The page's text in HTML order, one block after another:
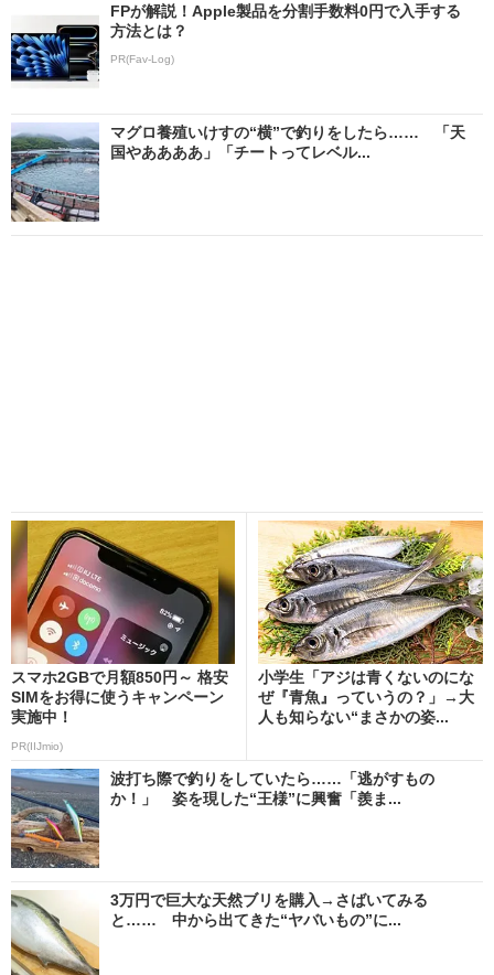
FPが解説！Apple製品を分割手数料0円で入手する
方法とは？
PR(Fav-Log)
マグロ養殖いけすの“横”で釣りをしたら…… 「天
国やああああ」「チートってレベル...
スマホ2GBで月額850円～ 格安
SIMをお得に使うキャンペーン
実施中！
PR(IIJmio)
小学生「アジは青くないのにな
ぜ『青魚』っていうの？」→大
人も知らない“まさかの姿...
波打ち際で釣りをしていたら……「逃がすもの
か！」 姿を現した“王様”に興奮「羨ま...
3万円で巨大な天然ブリを購入→さばいてみる
と…… 中から出てきた“ヤバいもの”に...